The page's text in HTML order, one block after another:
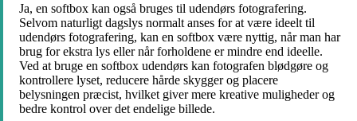
Ja, en softbox kan også bruges til udendørs fotografering.
Selvom naturligt dagslys normalt anses for at være ideelt til
udendørs fotografering, kan en softbox være nyttig, når man har
brug for ekstra lys eller når forholdene er mindre end ideelle.
Ved at bruge en softbox udendørs kan fotografen blødgøre og
kontrollere lyset, reducere hårde skygger og placere
belysningen præcist, hvilket giver mere kreative muligheder og
bedre kontrol over det endelige billede.